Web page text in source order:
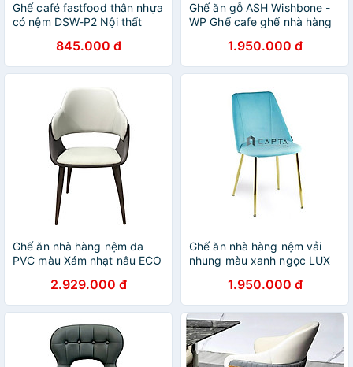
Ghế café fastfood thân nhựa
có nệm DSW-P2 Nội thất
nhựa PP nệm bọc PVC cùng
màu thân chân ghế nhựa
đúc màu trắng hoặc đen tại
845.000 đ
Ghế ăn gỗ ASH Wishbone -
WP Ghế cafe ghế nhà hàng
cấp tiêu chuẩn xuất khẩu ở
TpHCM
1.950.000 đ
Ghế ăn nhà hàng nệm da
PVC màu Xám nhạt nâu ECO
tiếp khách nệm bọc simili
cao cấp chân sắt sơn màu
đen
2.929.000 đ
Ghế ăn nhà hàng nệm vải
nhung màu xanh ngọc LUX
Cafe bọc nệm vải nhung
màu xanh ngọc có chân mạ
vàng gold
1.950.000 đ